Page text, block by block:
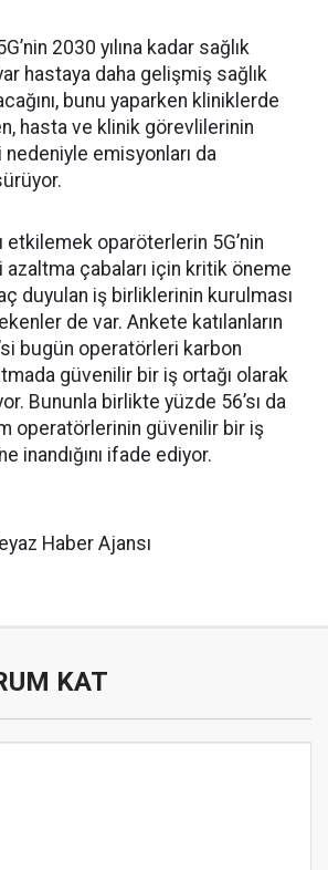
2030 yılına kadar sağlık
hastaya daha gelişmiş sağlık
bunu yaparken kliniklerde
hasta ve klinik görevlilerinin
emisyonları da
etkilemek oparöterlerin 5G’nin
çabaları için kritik öneme
duyulan iş birliklerinin kurulması
de var. Ankete katılanların
bugün operatörleri karbon
güvenilir bir iş ortağı olarak
Bununla birlikte yüzde 56’sı da
operatörlerinin güvenilir bir iş
inandığını ifade ediyor.
Haber Ajansı
KAT